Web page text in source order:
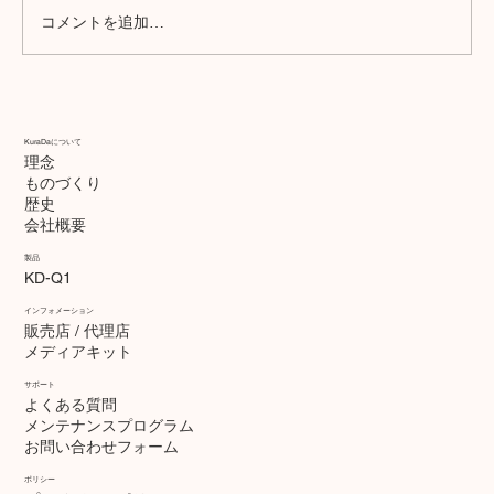
試作から製品へ─設計と製造のあいだにある“見え
ない壁”
コメントを追加…
KuraDaについて
理念
ものづくり
歴史
会社概要
製品
KD-Q1
インフォメーション
販売店 / 代理店
メディアキット
サポート
よくある質問
​メンテナンスプログラム
お問い合わせフォーム
ポリシー